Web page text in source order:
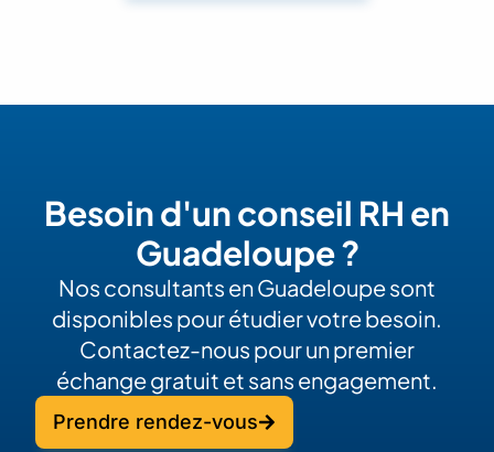
Besoin d'un conseil RH en
Guadeloupe ?
Nos consultants en Guadeloupe sont
disponibles pour étudier votre besoin.
Contactez-nous pour un premier
échange gratuit et sans engagement.
Prendre rendez-vous